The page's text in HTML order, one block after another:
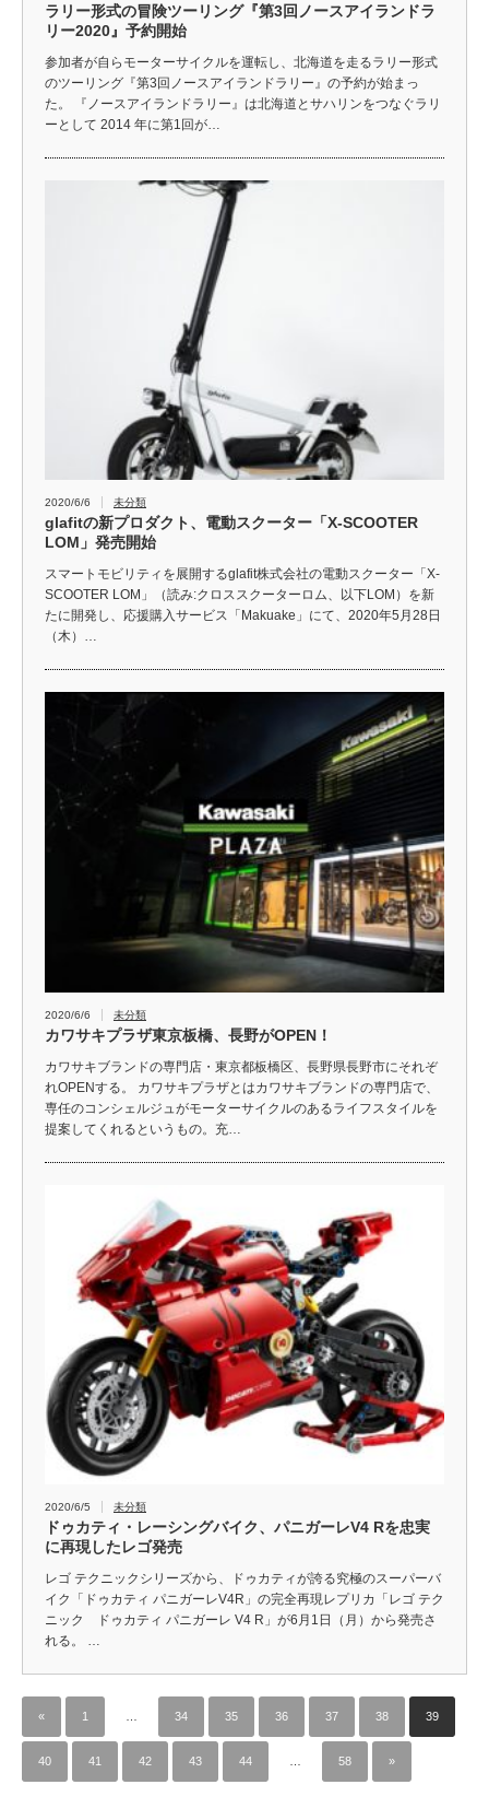
ラリー形式の冒険ツーリング『第3回ノースアイランドラ
リー2020』予約開始
参加者が自らモーターサイクルを運転し、北海道を走るラリー形式
のツーリング『第3回ノースアイランドラリー』の予約が始まっ
た。 『ノースアイランドラリー』は北海道とサハリンをつなぐラリ
ーとして 2014 年に第1回が…
2020/6/6 未分類
glafitの新プロダクト、電動スクーター「X-SCOOTER
LOM」発売開始
スマートモビリティを展開するglafit株式会社の電動スクーター「X-
SCOOTER LOM」（読み:クロススクーターロム、以下LOM）を新
たに開発し、応援購入サービス「Makuake」にて、2020年5⽉28⽇
（木）…
2020/6/6 未分類
カワサキプラザ東京板橋、長野がOPEN！
カワサキブランドの専門店・東京都板橋区、長野県長野市にそれぞ
れOPENする。 カワサキプラザとはカワサキブランドの専門店で、
専任のコンシェルジュがモーターサイクルのあるライフスタイルを
提案してくれるというもの。充…
2020/6/5 未分類
ドゥカティ・レーシングバイク、パニガーレV4 Rを忠実
に再現したレゴ発売
レゴ テクニックシリーズから、ドゥカティが誇る究極のスーパーバ
イク「ドゥカティ パニガーレV4R」の完全再現レプリカ「レゴ テク
ニック ドゥカティ パニガーレ V4 R」が6月1日（月）から発売さ
れる。 …
« 1 34 35 36 37 38 39
40 41 42 43 44 58 »